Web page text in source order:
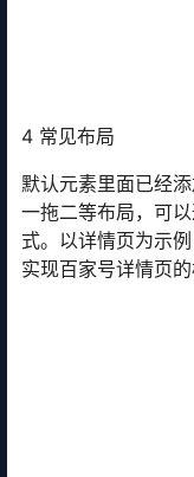
4 常见布局
默认元素里面已经
一拖二等布局，可
式。以详情页为示
实现百家号详情页的